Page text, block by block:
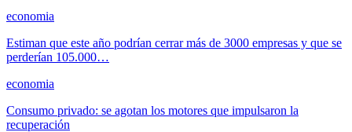
economia
Estiman que este año podrían cerrar más de 3000 empresas y que se
perderían 105.000…
economia
Consumo privado: se agotan los motores que impulsaron la
recuperación